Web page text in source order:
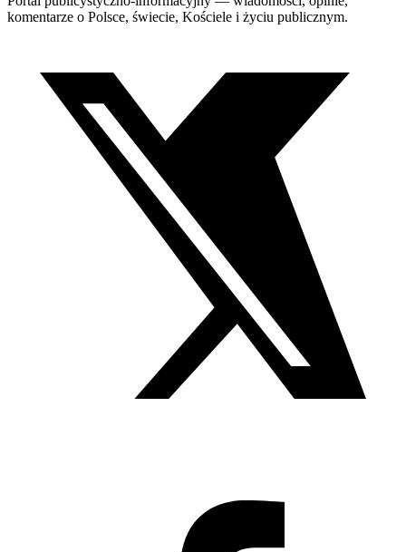
komentarze o Polsce, świecie, Kościele i życiu publicznym.